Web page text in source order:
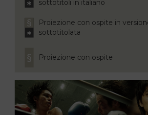
sottotitoli in italiano
Proiezione con ospite in
sottotitolata
Proiezione con ospite